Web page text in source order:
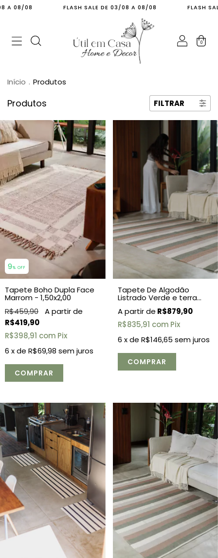
FLASH SALE DE 03/08 A 08/08 FLASH SALE DE 03/
0
Início . Produtos
Produtos FILTRAR
9% OFF
Tapete Boho Dupla Face
Marrom - 1,50x2,00
R$459,90
R$419,90
R$398,91 com Pix
6 x de R$69,98 sem juros
Tapete De Algodão
Listrado Verde e terra
R$879,90
R$835,91 com Pix
6 x de R$146,65 sem juros